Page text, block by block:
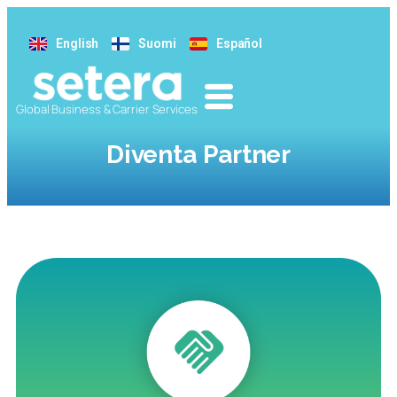
English Suomi Español
Global Business & Carrier Services
Diventa Partner
✓ Mantieni il rapporto con il cliente, inclusa la
fatturazione
✓ Fornisci supporto tecnico di livello 1
✓ Ti supportiamo con il supporto tecnico di livello 2 e 3